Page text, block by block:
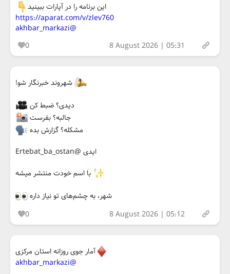
این برنامه را در آپارات ببینید
https://aparat.com/v/zlev760
@akhbar_markazi
0
8 August 2026 | 05:31
شهروند خبرنگار شو!
دیدی؟ ضبط کن
جالبه؟ بفرست
مشکله؟ گزارش بده
ایدی @Ertebat_ba_ostan
با اسم خودت منتشر میشه
شهر، به چشم‌های تو نیاز داره
0
8 August 2026 | 05:12
آمار جوی روزانه استان مرکزی
@akhbar_markazi